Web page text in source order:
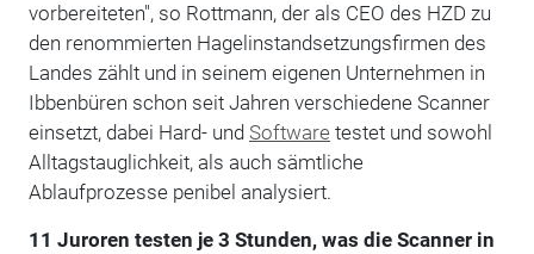
vorbereiteten", so Rottmann, der als CEO des HZD zu
den renommierten Hagelinstandsetzungsfirmen des
Landes zählt und in seinem eigenen Unternehmen in
Ibbenbüren schon seit Jahren verschiedene Scanner
einsetzt, dabei Hard- und Software testet und sowohl
Alltagstauglichkeit, als auch sämtliche
Ablaufprozesse penibel analysiert.
11 Juroren testen je 3 Stunden, was die Scanner in